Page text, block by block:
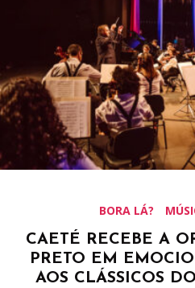
BORA LÁ?
CAETÉ RECEBE A
PRETO EM
AOS CLÁSSICOS